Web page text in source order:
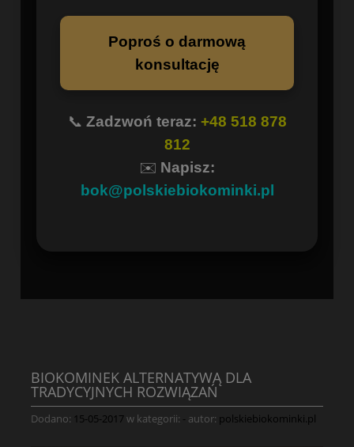
Poproś o darmową
konsultację
📞 Zadzwoń teraz: +48 518 878
812
✉️ Napisz:
bok@polskiebiokominki.pl
BIOKOMINEK ALTERNATYWĄ DLA
TRADYCYJNYCH ROZWIĄZAŃ
Dodano: 15-05-2017w kategorii: - autor: polskiebiokominki.pl